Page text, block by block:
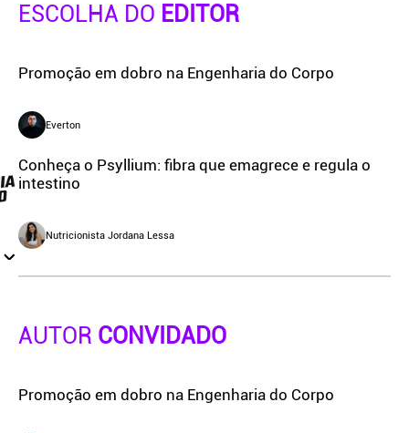
ESCOLHA DO EDITOR
Promoção em dobro na Engenharia do Corpo
Everton
Conheça o Psyllium: fibra que emagrece e regula o
intestino
Nutricionista Jordana Lessa
AUTOR CONVIDADO
Promoção em dobro na Engenharia do Corpo